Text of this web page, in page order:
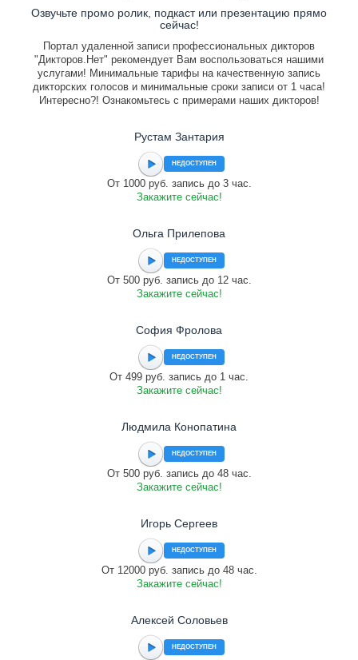
Озвучьте промо ролик, подкаст или презентацию прямо
сейчас!
Портал удаленной записи профессиональных дикторов
"Дикторов.Нет" рекомендует Вам воспользоваться нашими
услугами! Минимальные тарифы на качественную запись
дикторских голосов и минимальные сроки записи от 1 часа!
Интересно?! Ознакомьтесь с примерами наших дикторов!
Рустам Зантария
НЕДОСТУПЕН
От 1000 руб. запись до 3 час.
Закажите сейчас!
Ольга Прилепова
НЕДОСТУПЕН
От 500 руб. запись до 12 час.
Закажите сейчас!
София Фролова
НЕДОСТУПЕН
От 499 руб. запись до 1 час.
Закажите сейчас!
Людмила Конопатина
НЕДОСТУПЕН
От 500 руб. запись до 48 час.
Закажите сейчас!
Игорь Сергеев
НЕДОСТУПЕН
От 12000 руб. запись до 48 час.
Закажите сейчас!
Алексей Соловьев
НЕДОСТУПЕН